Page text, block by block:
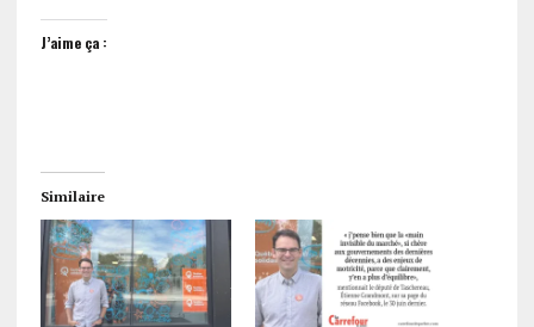
J’aime ça :
Similaire